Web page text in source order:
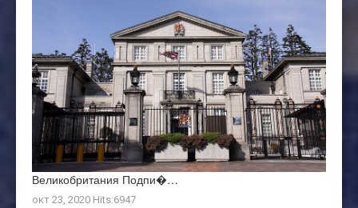
Великобритания Подпи�…
окт 23, 2020 Hits:6947